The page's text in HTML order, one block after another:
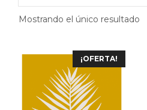
Mostrando el único resultado
¡OFERTA!